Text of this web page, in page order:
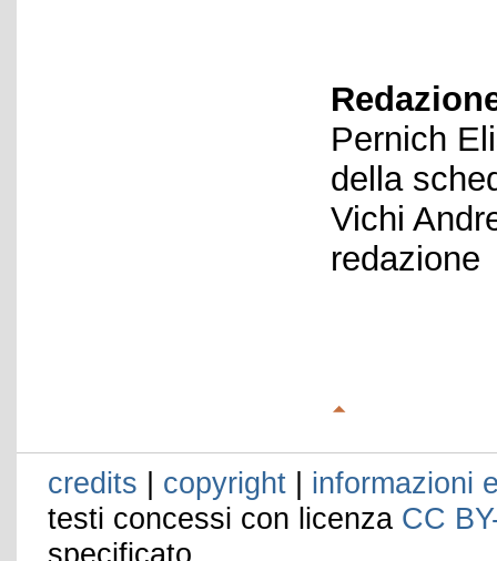
Pernich
della
Vichi
redazione
credits | copyright | informazioni
testi concessi con licenza CC
specificato